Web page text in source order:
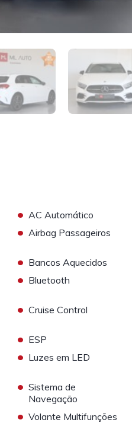
• AC Automático
• Airbag Passageiros
• Bancos Aquecidos
• Bluetooth
• Cruise Control
• ESP
• Luzes em LED
• Sistema de
Navegação
• Volante Multifunções